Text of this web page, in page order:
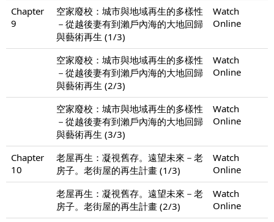
Chapter
9
空家廢校：城市與地域再生的多樣性
－從越後妻有到瀨戶內海的大地回歸
與藝術再生 (1/3)
Watch
Online
空家廢校：城市與地域再生的多樣性
－從越後妻有到瀨戶內海的大地回歸
與藝術再生 (2/3)
Watch
Online
空家廢校：城市與地域再生的多樣性
－從越後妻有到瀨戶內海的大地回歸
與藝術再生 (3/3)
Watch
Online
Chapter
10
老屋再生：凝視舊存。遠望未來－老
房子。老街屋的再生計畫 (1/3)
Watch
Online
老屋再生：凝視舊存。遠望未來－老
房子。老街屋的再生計畫 (2/3)
Watch
Online